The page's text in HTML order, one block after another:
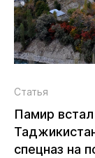
Статья
Памир
спецназ на